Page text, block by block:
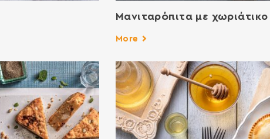
Μανιταρόπιτα με
More